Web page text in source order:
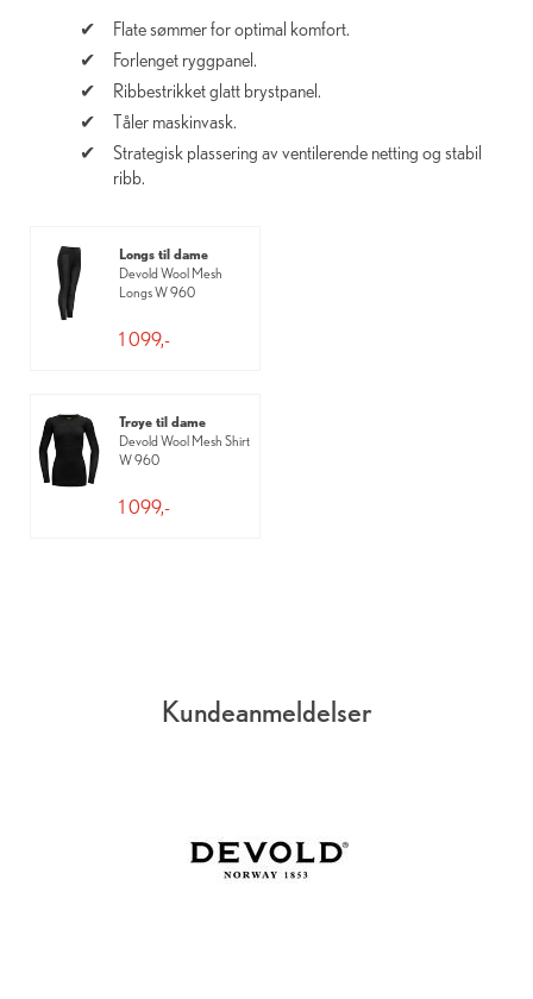
Flate sømmer for optimal komfort.
Forlenget ryggpanel.
Ribbestrikket glatt brystpanel.
Tåler maskinvask.
Strategisk plassering av ventilerende netting og stabil
ribb.
Longs til dame
Devold Wool Mesh
Longs W 960
1 099,-
Trøye til dame
Devold Wool Mesh Shirt
W 960
1 099,-
Kundeanmeldelser